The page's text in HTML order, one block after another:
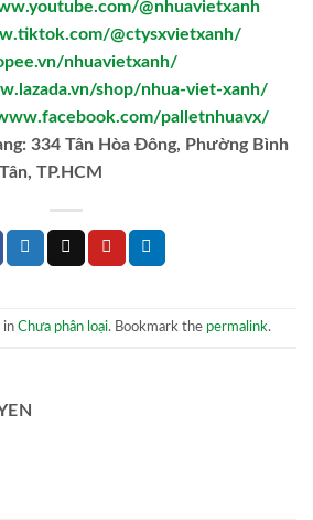
@nhuavietxanh
@ctysxvietxanh/
nhuavietxanh/
shop/nhua-viet-xanh/
palletnhuavx/
334 Tân Hòa Đông, Phường Bình
TP.HCM
in Chưa phân loại. Bookmark the permalink.